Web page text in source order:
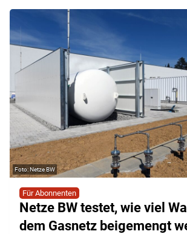
Netze BW
Für Abonnenten
Netze BW testet, wie viel
dem Gasnetz beigemengt